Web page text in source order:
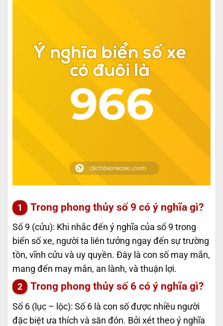
Trong phong thủy số 9 có ý nghĩa gì?
Số 9 (cửu): Khi nhắc đến ý nghĩa của số 9 trong
biển số xe, người ta liên tưởng ngay đến sự trường
tồn, vĩnh cửu và uy quyền. Đây là con số may mắn,
mang đến may mắn, an lành, và thuận lợi.
Trong phong thủy số 6 có ý nghĩa gì?
Số 6 (lục – lộc): Số 6 là con số được nhiều người
đặc biệt ưa thích và săn đón. Bởi xét theo ý nghĩa